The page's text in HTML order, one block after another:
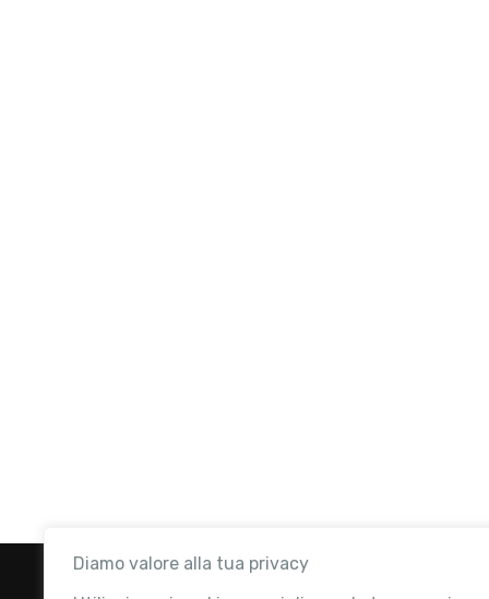
Diamo valore alla tua privacy